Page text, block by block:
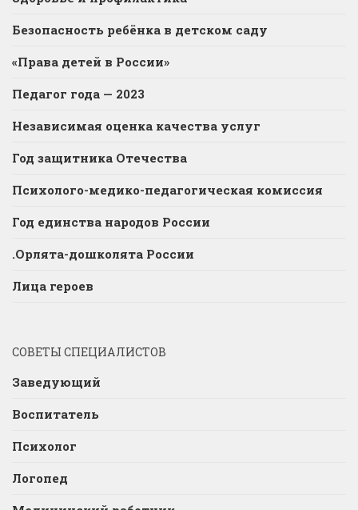
Безопасность ребёнка в детском саду
«Права детей в России»
Педагог года — 2023
Независимая оценка качества услуг
Год защитника Отечества
Психолого-медико-педагогическая комиссия
Год единства народов России
.Орлята-дошколята России
Лица героев
СОВЕТЫ СПЕЦИАЛИСТОВ
Заведующий
Воспитатель
Психолог
Логопед